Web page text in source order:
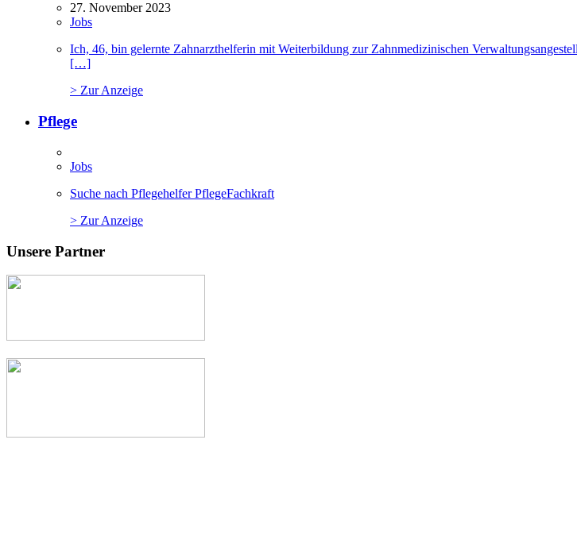
27. November 2023
Jobs
Ich, 46, bin gelernte Zahnarzthelferin mit Weiterbildung zur Zahnmedizinischen
[…]
> Zur Anzeige
Pflege
Jobs
Suche nach Pflegehelfer PflegeFachkraft
> Zur Anzeige
Unsere Partner